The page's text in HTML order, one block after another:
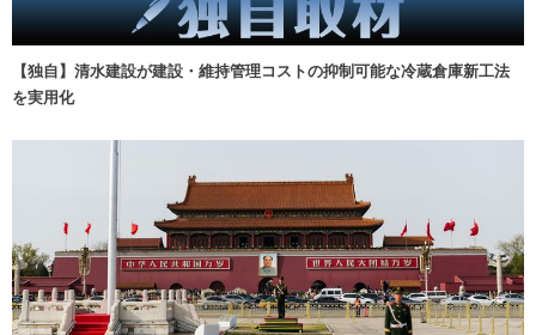
【独自】清水建設が建設・維持管理コストの抑制可能な冷蔵倉庫新工法
を実用化